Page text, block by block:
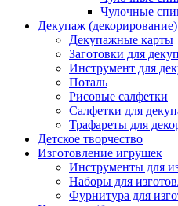
Чулочные
Декупаж (декорирование)
Декупажные карты
Заготовки для
Инструмент для
Поталь
Рисовые салфетки
Салфетки для
Трафареты для
Детское творчество
Изготовление игрушек
Инструменты для
Наборы для
Фурнитура для